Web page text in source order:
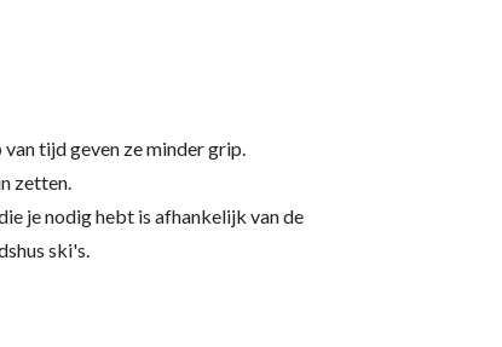
tijd geven ze minder grip.
zetten.
je nodig hebt is afhankelijk van de
ski's.